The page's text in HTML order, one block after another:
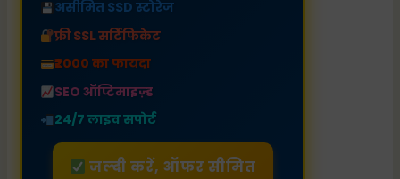
असीमित SSD स्टोरेज
फ्री SSL सर्टिफिकेट
₹2000 का फायदा
SEO ऑप्टिमाइज़्ड
24/7 लाइव सपोर्ट
जल्दी करें, ऑफर सीमित